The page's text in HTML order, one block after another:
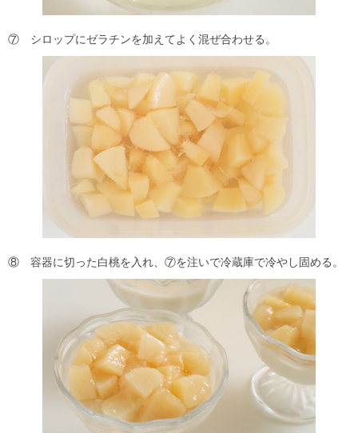
⑦ シロップにゼラチンを加えてよく混ぜ合わせる。
⑧ 容器に切った白桃を入れ、⑦を注いで冷蔵庫で冷やし固める。